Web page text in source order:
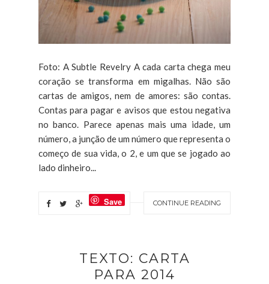
Foto: A Subtle Revelry A cada carta chega meu
coração se transforma em migalhas. Não são
cartas de amigos, nem de amores: são contas.
Contas para pagar e avisos que estou negativa
no banco. Parece apenas mais uma idade, um
número, a junção de um número que representa o
começo de sua vida, o 2, e um que se jogado ao
lado dinheiro...
CONTINUE READING
Save
TEXTO: CARTA
PARA 2014